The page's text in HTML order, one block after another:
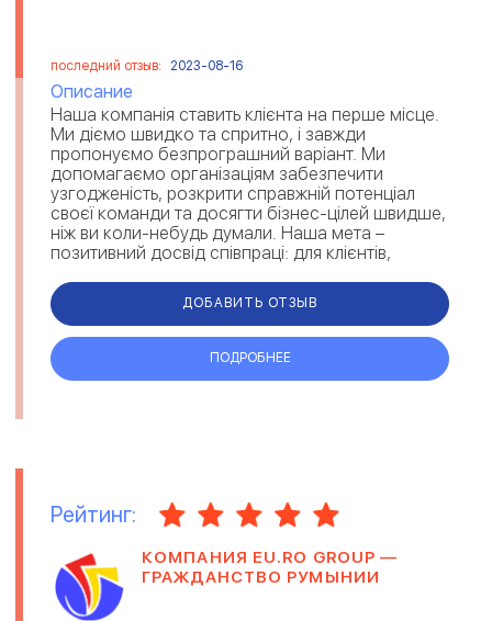
последний отзыв: 2023-08-16
Описание
Наша компанія ставить клієнта на перше місце.
Ми діємо швидко та спритно, і завжди
пропонуємо безпрограшний варіант. Ми
допомагаємо організаціям забезпечити
узгодженість, розкрити справжній потенціал
своєї команди та досягти бізнес-цілей швидше,
ніж ви коли-небудь думали. Наша мета –
позитивний досвід співпраці: для клієнтів,
ДОБАВИТЬ ОТЗЫВ
ПОДРОБНЕЕ
Рейтинг:
КОМПАНИЯ EU.RO GROUP —
ГРАЖДАНСТВО РУМЫНИИ